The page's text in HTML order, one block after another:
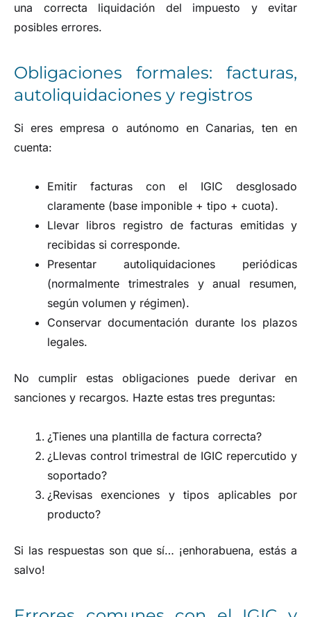
una correcta liquidación del impuesto y evitar
posibles errores.
Obligaciones formales: facturas,
autoliquidaciones y registros
Si eres empresa o autónomo en Canarias, ten en
cuenta:
Emitir facturas con el IGIC desglosado
claramente (base imponible + tipo + cuota).
Llevar libros registro de facturas emitidas y
recibidas si corresponde.
Presentar autoliquidaciones periódicas
(normalmente trimestrales y anual resumen,
según volumen y régimen).
Conservar documentación durante los plazos
legales.
No cumplir estas obligaciones puede derivar en
sanciones y recargos. Hazte estas tres preguntas:
¿Tienes una plantilla de factura correcta?
¿Llevas control trimestral de IGIC repercutido y
soportado?
¿Revisas exenciones y tipos aplicables por
producto?
Si las respuestas son que sí… ¡enhorabuena, estás a
salvo!